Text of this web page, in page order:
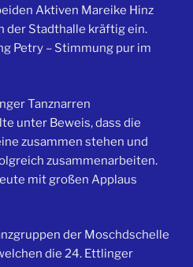
Aktiven Mareike Hinz
der Stadthalle kräftig ein.
Petry – Stimmung pur im
Tanznarren
unter Beweis, dass die
zusammen stehen und
zusammenarbeiten.
mit großen Applaus
der Moschdschelle
die 24. Ettlinger